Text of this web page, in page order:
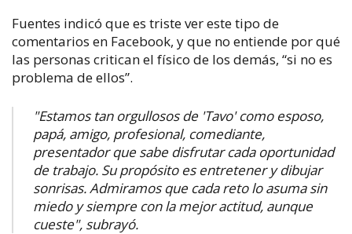
Fuentes indicó que es triste ver este tipo de
comentarios en Facebook, y que no entiende por qué
las personas critican el físico de los demás, “si no es
problema de ellos”.
"Estamos tan orgullosos de 'Tavo' como esposo,
papá, amigo, profesional, comediante,
presentador que sabe disfrutar cada oportunidad
de trabajo. Su propósito es entretener y dibujar
sonrisas. Admiramos que cada reto lo asuma sin
miedo y siempre con la mejor actitud, aunque
cueste", subrayó.